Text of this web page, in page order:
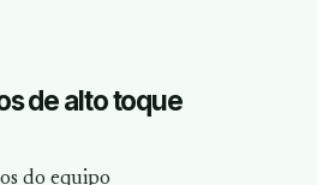
de alto toque
do equipo